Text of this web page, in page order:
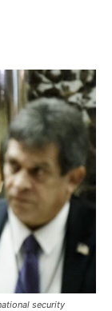
security